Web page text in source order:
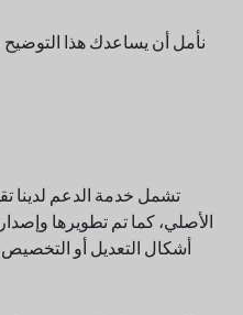
نأمل أن يساعدك هذا
تشمل خدمة الدعم لدينا
الأصلي، كما تم تطويرها
أشكال التعديل أو